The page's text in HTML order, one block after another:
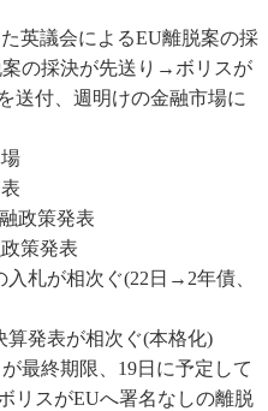
英議会によるEU離脱案の採
の採決が先送り→ボリスが
送付、週明けの金融市場に
政策発表
策発表
札が相次ぐ(22日→2年債、
発表が相次ぐ(本格化)
最終期限、19日に予定して
リスがEUへ署名なしの離脱